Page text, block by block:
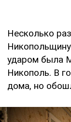
Несколько
ударом была
Никополь. В
дома, но